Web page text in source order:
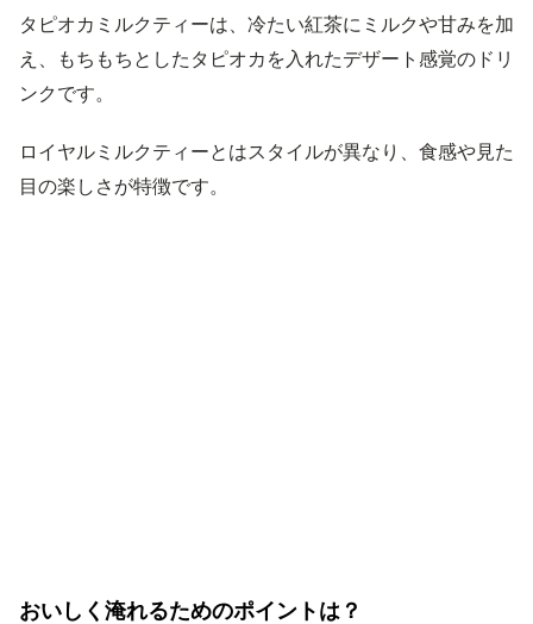
タピオカミルクティーは、冷たい紅茶にミルクや甘みを加
え、もちもちとしたタピオカを入れたデザート感覚のドリ
ンクです。
ロイヤルミルクティーとはスタイルが異なり、食感や見た
目の楽しさが特徴です。
おいしく淹れるためのポイントは？